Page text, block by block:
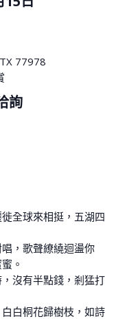
77978
詢
全球來相挺，五湖四
唱，歌聲繚繞迴盪你
。
，沒有半點錢，剎猛打
白白桐花歸樹枝，如詩